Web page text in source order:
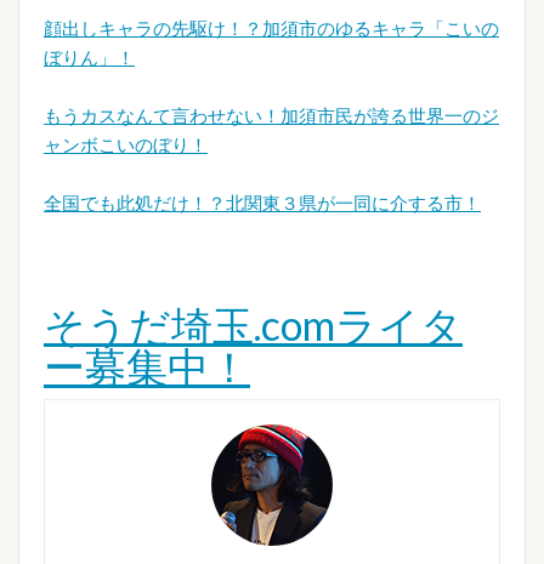
顔出しキャラの先駆け！？加須市のゆるキャラ「こいの
ぼりん」！
もうカスなんて言わせない！加須市民が誇る世界一のジ
ャンボこいのぼり！
全国でも此処だけ！？北関東３県が一同に介する市！
そうだ埼玉.comライタ
ー募集中！